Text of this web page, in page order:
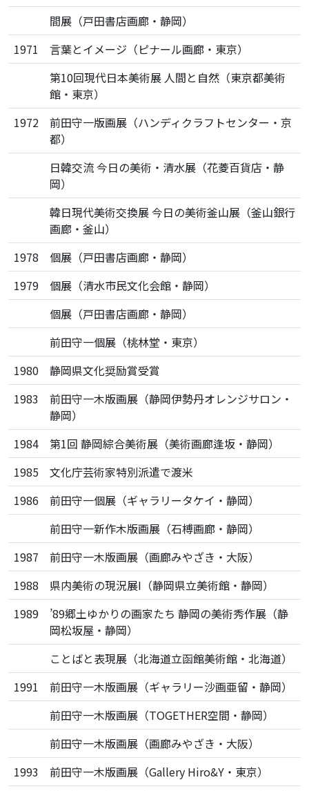
間展（戸田書店画廊・静岡）
1971
言葉とイメージ（ピナール画廊・東京）
第10回現代日本美術展 人間と自然（東京都美術
館・東京）
1972
前田守一版画展（ハンディクラフトセンター・京
都）
日韓交流 今日の美術・清水展（花菱百貨店・静
岡）
韓日現代美術交換展 今日の美術釜山展（釜山銀行
画廊・釜山）
1978
個展（戸田書店画廊・静岡）
1979
個展（清水市民文化会館・静岡）
個展（戸田書店画廊・静岡）
前田守一個展（桃林堂・東京）
1980
静岡県文化奨励賞受賞
1983
前田守一木版画展（静岡伊勢丹オレンジサロン・
静岡）
1984
第1回 静岡綜合美術展（美術画廊逢坂・静岡）
1985
文化庁芸術家特別派遣で渡米
1986
前田守一個展（ギャラリータケイ・静岡）
前田守一新作木版画展（石榑画廊・静岡）
1987
前田守一木版画展（画廊みやざき・大阪）
1988
県内美術の現況展I（静岡県立美術館・静岡）
1989
’89郷土ゆかりの画家たち 静岡の美術秀作展（静
岡松坂屋・静岡）
ことばと表現展（北海道立函館美術館・北海道）
1991
前田守一木版画展（ギャラリー沙画亜留・静岡）
前田守一木版画展（TOGETHER空間・静岡）
前田守一木版画展（画廊みやざき・大阪）
1993
前田守一木版画展（Gallery Hiro&Y・東京）